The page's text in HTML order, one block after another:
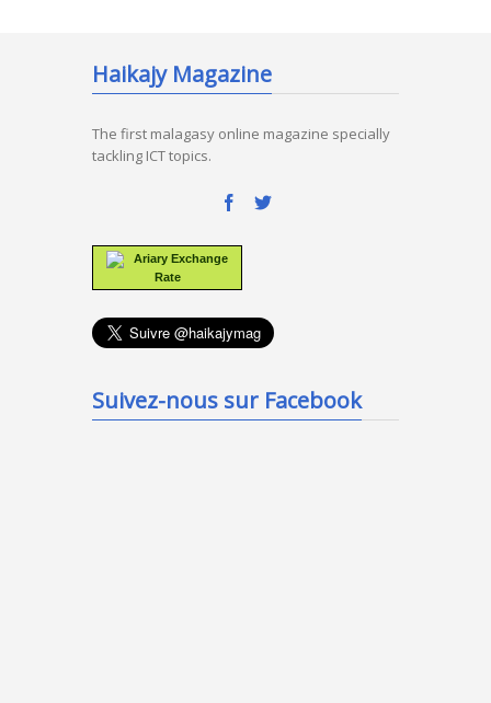
Haikajy Magazine
The first malagasy online magazine specially
tackling ICT topics.
Ariary Exchange
Rate
Suivez-nous sur Facebook